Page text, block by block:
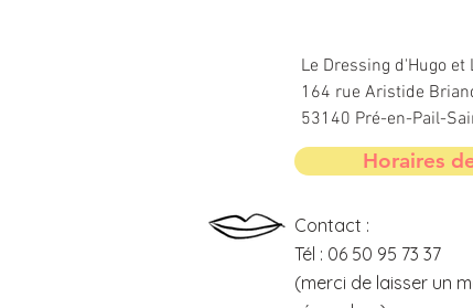
Le Dressing d'Hugo et
164 rue Aristide
53140 Pré-en-Pail-
Horaires
Contact :
Tél : 06 50 95 73 37
(merci de laisser un